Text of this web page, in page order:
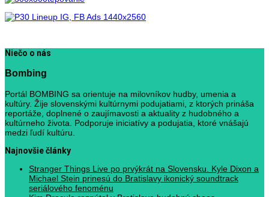
Niečo o nás
Bombing
Portál BOMBING sa orientuje na milovníkov hudby, umenia a
kultúry. Žije slovenskými kultúrnymi podujatiami, z ktorých prináša
reportáže, doplnené o zaujímavosti a aktuality z hudobného a
kultúrneho života. Podporuje iniciatívy a podujatia, ktoré vnášajú
medzi ľudí kultúru.
Najnovšie články
Stranger Things Live po prvýkrát na Slovensku. Kyle Dixon a
Michael Stein prinesú do Bratislavy ikonický soundtrack
seriálového fenoménu